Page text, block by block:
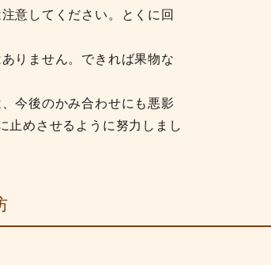
意してください。とくに回
りません。できれば果物な
今後のかみ合わせにも悪影
止めさせるように努力しまし